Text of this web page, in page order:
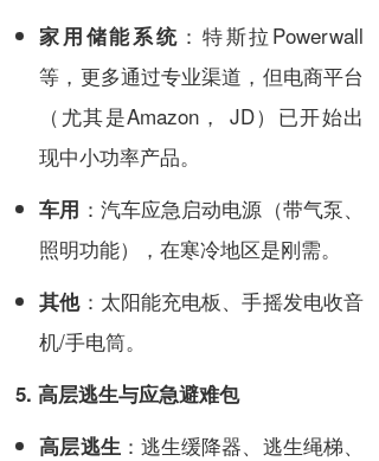
家用储能系统 ：特斯拉Powerwall
等，更多通过专业渠道，但电商平台
（尤其是Amazon， JD）已开始出
现中小功率产品。
车用 ：汽车应急启动电源（带气泵、
照明功能），在寒冷地区是刚需。
其他：太阳能充电板、手摇发电收音
机/手电筒。
5. 高层逃生与应急避难包
高层逃生：逃生缓降器、逃生绳梯、